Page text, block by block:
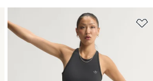
Aggiungi alla lista dei desideri